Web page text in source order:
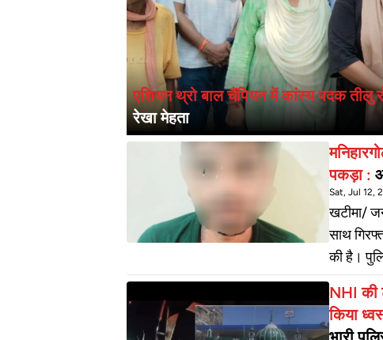
एशियन थ्रो बाल चैंपियन में कांस्य पदक तीलु
रेखा मेहता
पकड़ा :
Sat, Jul 12,
खटीमा/
साथ
की है।
आरोपी
8662 से
स्मैक के
NHI की
किया